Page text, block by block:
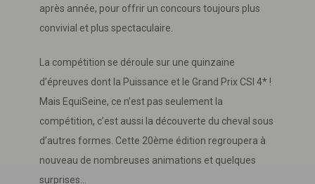
après année, pour offrir un concours toujours plus
convivial et plus spectaculaire.
La compétition se déroule sur une quinzaine
d’épreuves dont la Puissance et le Grand Prix CSI 4* !
Mais EquiSeine, ce n’est pas seulement la
compétition, c’est aussi la découverte du cheval sous
d’autres formes. Cette 20ème édition regroupera à
nouveau de nombreuses animations et quelques
surprises…